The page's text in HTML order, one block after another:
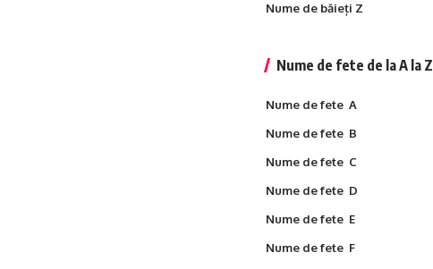
Nume de băieți Z
Nume de fete de la A la Z
Nume de fete A
Nume de fete B
Nume de fete C
Nume de fete D
Nume de fete E
Nume de fete F